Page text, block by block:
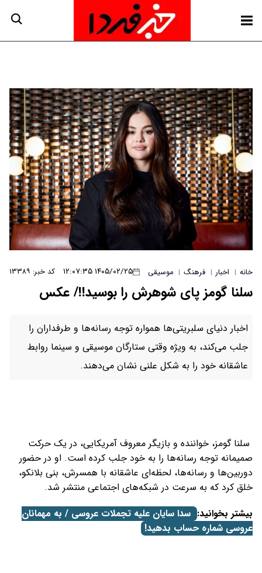
خانه | اخبار | فرهنگ | موسیقی ۱۴۰۵/۰۲/۲۵ ۱۲:۰۷:۳۵ کد خبر: ۱۳۳۸۹
سلنا گومز پای شوهرش را بوسید!!/ عکس
اخبار دنیای سلبریتی‌ها همواره توجه رسانه‌ها و طرفداران را
جلب می‌کند، به ویژه وقتی ستارگان موسیقی و سینما روابط
عاشقانه خود را به شکل علنی نشان می‌دهند.
سلنا گومز، خواننده و بازیگر معروف آمریکایی، در یک حرکت
صمیمانه توجه رسانه‌ها را به خود جلب کرده است. او در حضور
دوربین‌ها و رسانه‌ها، لحظه‌ای عاشقانه با همسرش، بنی بلانکو،
خلق کرد که به سرعت در شبکه‌های اجتماعی منتشر شد.
بیشتر بخوانید: سدا سایان علیه تجملات عروسی / به مهمانان
عروسی شماره حساب بدهید!